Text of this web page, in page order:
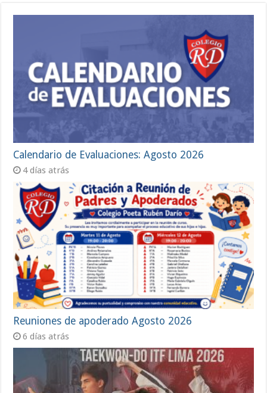
Calendario de Evaluaciones: Agosto 2026
4 días atrás
Reuniones de apoderado Agosto 2026
6 días atrás